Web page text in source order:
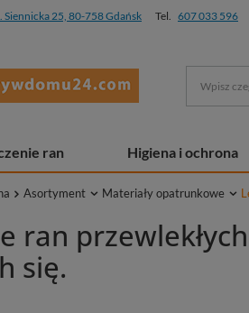
Siennicka 25, 80-758 Gdańsk Tel. 607 033 596
ran Higiena i ochrona
Asortyment Materiały opatrunkowe
ran
się.